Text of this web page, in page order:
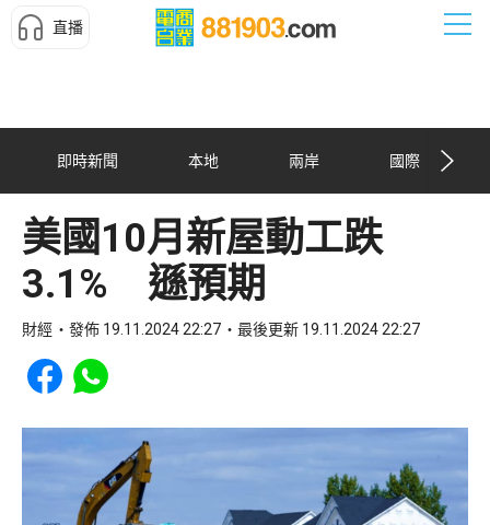
直播
即時新聞 本地 兩岸 國際
美國10月新屋動工跌
3.1% 遜預期
財經 發佈 19.11.2024 22:27 最後更新 19.11.2024 22:27
Share to Facebook
Share to WhatsApp